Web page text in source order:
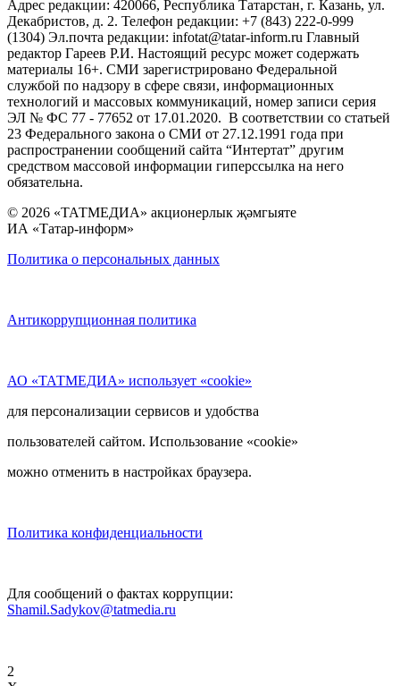
Адрес редакции: 420066, Республика Татарстан, г. Казань, ул.
Декабристов, д. 2. Телефон редакции: +7 (843) 222-0-999
(1304) Эл.почта редакции: infotat@tatar-inform.ru Главный
редактор Гареев Р.И. Настоящий ресурс может содержать
материалы 16+. СМИ зарегистрировано Федеральной
службой по надзору в сфере связи, информационных
технологий и массовых коммуникаций, номер записи серия
ЭЛ № ФС 77 - 77652 от 17.01.2020. В соответствии со статьей
23 Федерального закона о СМИ от 27.12.1991 года при
распространении сообщений сайта “Интертат” другим
средством массовой информации гиперссылка на него
обязательна.
© 2026 «ТАТМЕДИА» акционерлык җәмгыяте
ИА «Татар-информ»
Политика о персональных данных
Антикоррупционная политика
АО «ТАТМЕДИА» использует «cookie»
для персонализации сервисов и удобства
пользователей сайтом. Использование «cookie»
можно отменить в настройках браузера.
Политика конфиденциальности
Для сообщений о фактах коррупции:
Shamil.Sadykov@tatmedia.ru
2